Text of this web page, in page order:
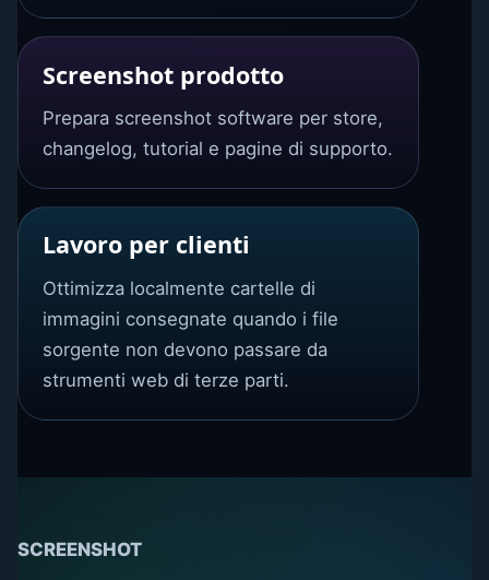
Screenshot prodotto
Prepara screenshot software per store,
changelog, tutorial e pagine di supporto.
Lavoro per clienti
Ottimizza localmente cartelle di
immagini consegnate quando i file
sorgente non devono passare da
strumenti web di terze parti.
SCREENSHOT